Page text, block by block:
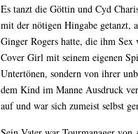
Es tanzt die Göttin und Cyd
mit der nötigen Hingabe getanzt,
Ginger Rogers hatte, die ihm
Cover Girl mit seinem eigenen
Untertönen, sondern von ihrer
dem Kind im Manne Ausdruck
auf und war sich zumeist selbst